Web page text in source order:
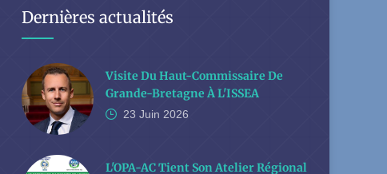
Dernières actualités
Visite Du Haut-Commissaire De
Grande-Bretagne À L'ISSEA
23 Juin 2026
L'OPA-AC Tient Son Atelier Régional